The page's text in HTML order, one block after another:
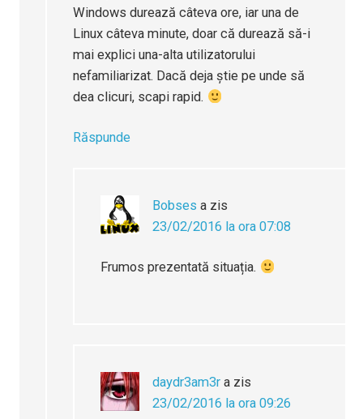
Windows durează câteva ore, iar una de
Linux câteva minute, doar că durează să-i
mai explici una-alta utilizatorului
nefamiliarizat. Dacă deja știe pe unde să
dea clicuri, scapi rapid.
Răspunde
Bobses a zis
23/02/2016 la ora 07:08
Frumos prezentată situația.
daydr3am3r a zis
23/02/2016 la ora 09:26